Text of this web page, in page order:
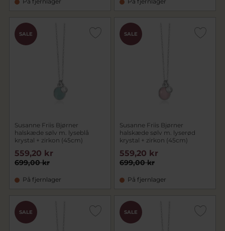
SALE
Susanne Friis Bjørner
halskæde sølv m. lyseblå
krystal + zirkon (45cm)
699,00 kr
559,20 kr
På fjernlager
SALE
Susanne Friis Bjørner
halskæde sølv m. lyserød
krystal + zirkon (45cm)
699,00 kr
559,20 kr
På fjernlager
SALE SALE